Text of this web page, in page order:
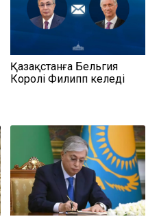
Қазақстанға Бельгия
Королі Филипп келеді